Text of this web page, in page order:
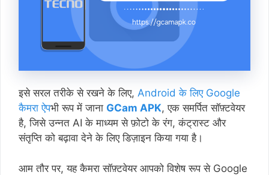
इसे सरल तरीके से रखने के लिए, Android के लिए Google
कैमरा ऐपभी रूप में जाना GCam APK, एक समर्पित सॉफ़्टवेयर
है, जिसे उन्नत AI के माध्यम से फ़ोटो के रंग, कंट्रास्ट और
संतृप्ति को बढ़ावा देने के लिए डिज़ाइन किया गया है।
आम तौर पर, यह कैमरा सॉफ़्टवेयर आपको विशेष रूप से Google